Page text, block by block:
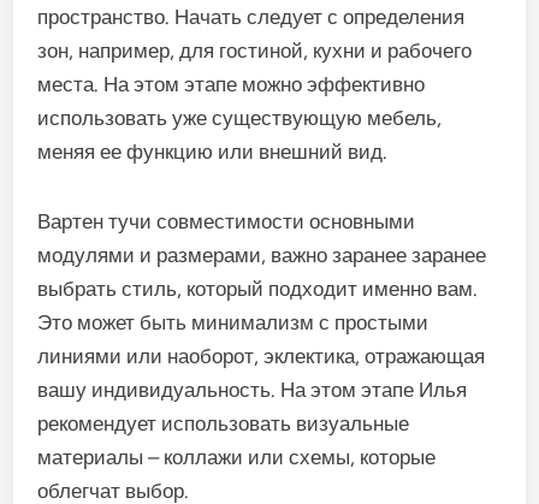
пространство. Начать следует с определения
зон, например, для гостиной, кухни и рабочего
места. На этом этапе можно эффективно
использовать уже существующую мебель,
меняя ее функцию или внешний вид.
Вартен тучи совместимости основными
модулями и размерами, важно заранее заранее
выбрать стиль, который подходит именно вам.
Это может быть минимализм с простыми
линиями или наоборот, эклектика, отражающая
вашу индивидуальность. На этом этапе Илья
рекомендует использовать визуальные
материалы – коллажи или схемы, которые
облегчат выбор.